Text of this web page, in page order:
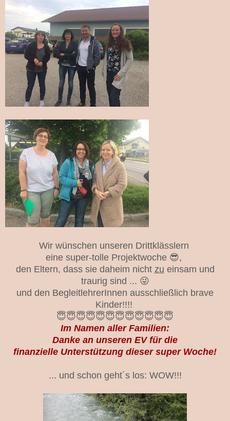
Wir wünschen unseren Drittklässlern
eine super-tolle Projektwoche 😎,
den Eltern, dass sie daheim nicht zu einsam und
traurig sind ... 😜
und den BegleitlehrerInnen ausschließlich brave
Kinder!!!!
😇😇😇😇😇😇😇😇😇😇😇😇
Im Namen aller Familien:
Danke an unseren EV für die
finanzielle Unterstützung dieser super Woche!
... und schon geht´s los: WOW!!!